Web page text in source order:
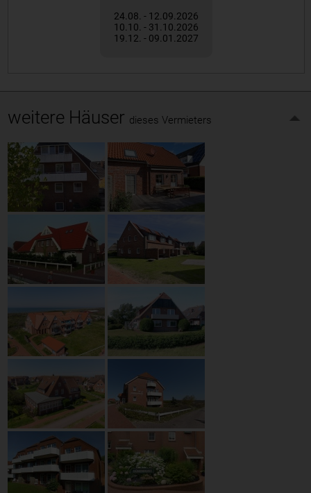
24.08. - 12.09.2026
10.10. - 31.10.2026
19.12. - 09.01.2027
weitere Häuser dieses Vermieters